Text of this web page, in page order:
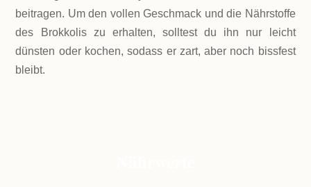
beitragen. Um den vollen Geschmack und die Nährstoffe
des Brokkolis zu erhalten, solltest du ihn nur leicht
dünsten oder kochen, sodass er zart, aber noch bissfest
bleibt.